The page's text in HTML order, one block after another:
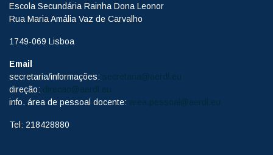
Escola Secundária Rainha Dona Leonor
Rua Maria Amália Vaz de Carvalho
1749-069 Lisboa
Email
secretaria/informações: secretaria@aerdl.eu
direção: direcao@aerdl.eu
info. área de pessoal docente: area.pessoal@aerdl.eu
Tel: 218428880